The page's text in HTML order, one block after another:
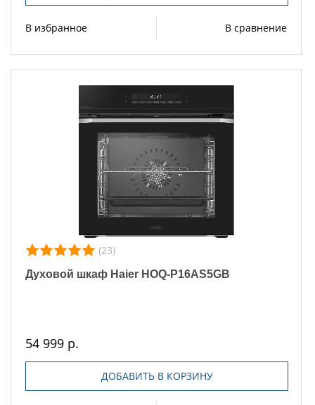
В избранное В сравнение
(23)
Духовой шкаф Haier HOQ-P16AS5GB
54 999 р.
ДОБАВИТЬ В КОРЗИНУ